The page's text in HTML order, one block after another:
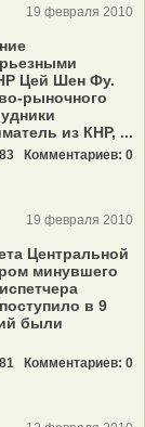
19 февраля 2010
Цей Шен Фу.
рыночного
из КНР, ...
Комментариев: 0
19 февраля 2010
Центральной
минувшего
в 9
были
Комментариев: 0